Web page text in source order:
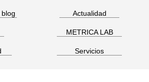
Actualidad
METRICA LAB
Servicios